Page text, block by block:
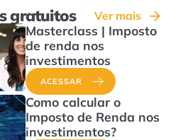
gratuitos Ver mais
Masterclass | Imposto
de renda nos
investimentos
ACESSAR
Como calcular o
Imposto de Renda nos
investimentos?